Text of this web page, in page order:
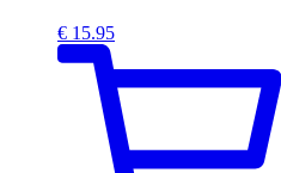
€ 15.95